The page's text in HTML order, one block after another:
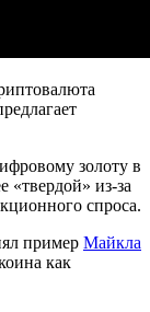
золоту в
«твердой» из-за
спроса.
пример Майкла
как